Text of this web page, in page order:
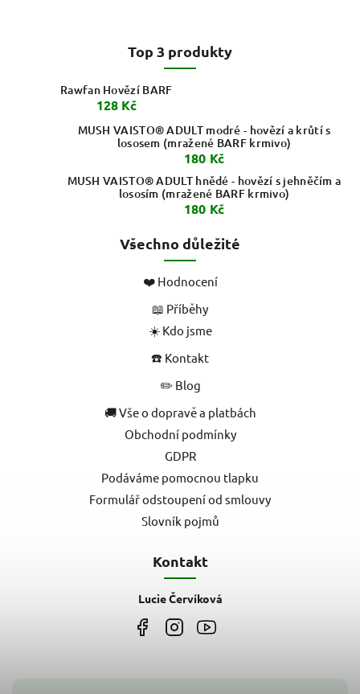
Top 3 produkty
Rawfan Hovězí BARF
128 Kč
MUSH VAISTO® ADULT modré - hovězí a krůtí s
lososem (mražené BARF krmivo)
180 Kč
MUSH VAISTO® ADULT hnědé - hovězí s jehněčím a
lososím (mražené BARF krmivo)
180 Kč
Všechno důležité
❤️ Hodnocení
📖 Příběhy
☀️ Kdo jsme
☎️ Kontakt
✏️ Blog
🚚 Vše o dopravě a platbách
Obchodní podmínky
GDPR
Podáváme pomocnou tlapku
Formulář odstoupení od smlouvy
Slovník pojmů
Kontakt
Lucie Červíková